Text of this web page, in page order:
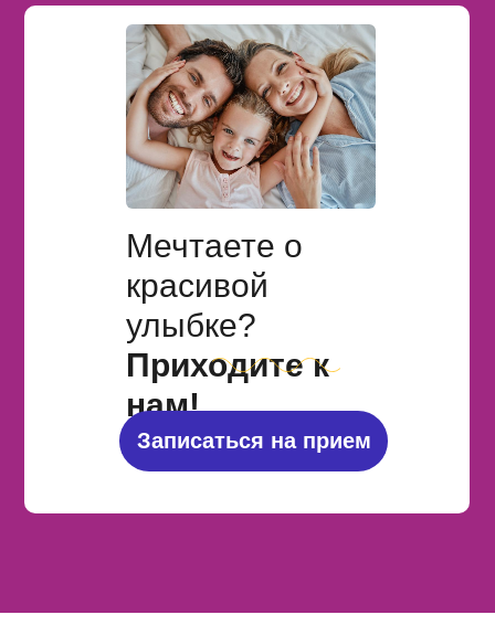
Мечтаете о
красивой
улыбке?
Приходите к
нам!
Записаться на прием